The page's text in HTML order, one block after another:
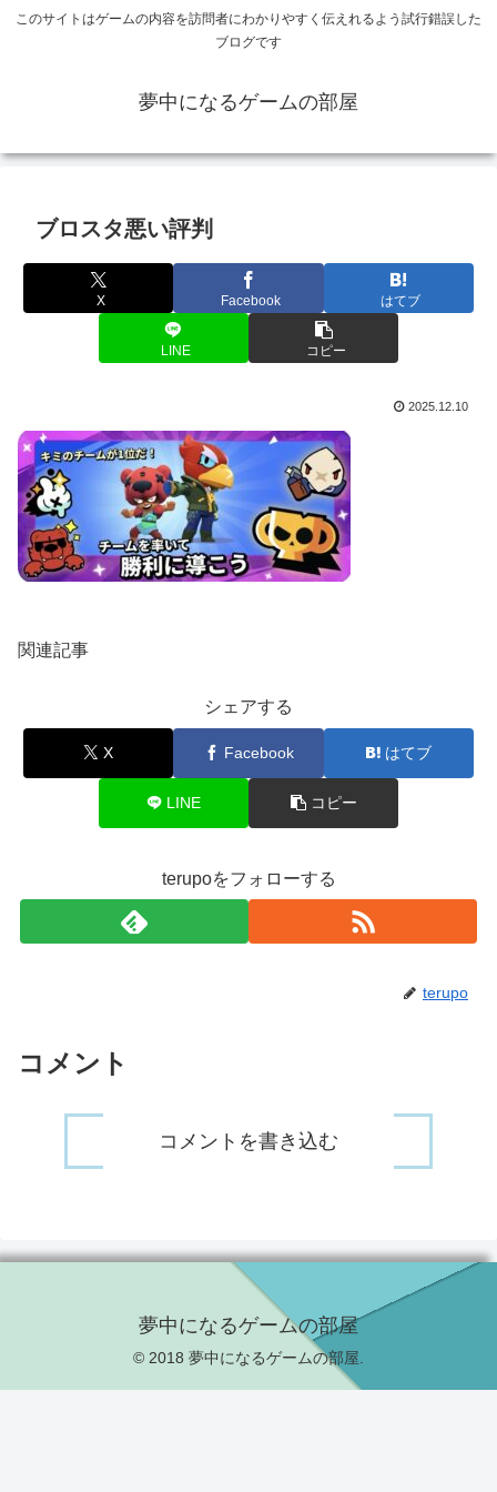
このサイトはゲームの内容を訪問者にわかりやすく伝えれるよう試行錯誤した
ブログです
夢中になるゲームの部屋
ブロスタ悪い評判
X Facebook はてブ
LINE コピー
2025.12.10
関連記事
シェアする
X Facebook はてブ
LINE コピー
terupoをフォローする
terupo
コメント
コメントを書き込む
夢中になるゲームの部屋
© 2018 夢中になるゲームの部屋.